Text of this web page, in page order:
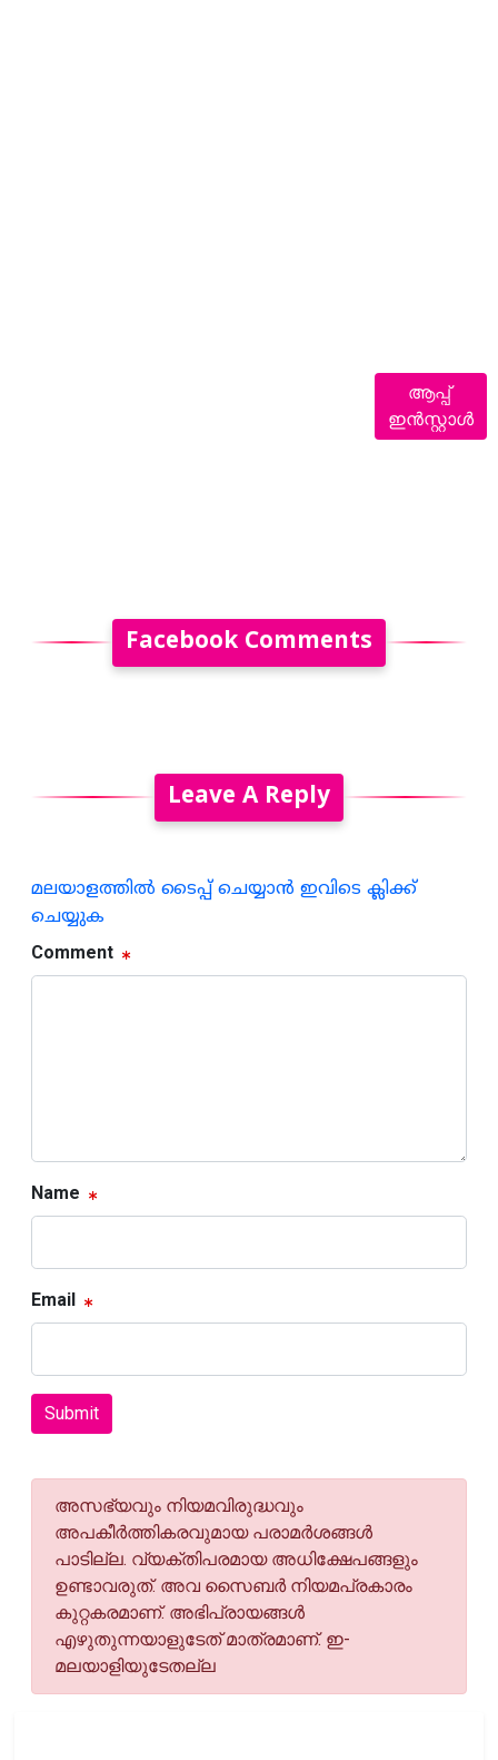
Facebook Comments
Leave A Reply
മലയാളത്തില്‍ ടൈപ്പ് ചെയ്യാന്‍ ഇവിടെ ക്ലിക്ക്
ചെയ്യുക
Comment
Name
Email
Submit
അസഭ്യവും നിയമവിരുദ്ധവും
അപകീര്‍ത്തികരവുമായ പരാമര്‍ശങ്ങള്‍
പാടില്ല. വ്യക്തിപരമായ അധിക്ഷേപങ്ങളും
ഉണ്ടാവരുത്. അവ സൈബര്‍ നിയമപ്രകാരം
കുറ്റകരമാണ്. അഭിപ്രായങ്ങള്‍
എഴുതുന്നയാളുടേത് മാത്രമാണ്. ഇ-
മലയാളിയുടേതല്ല
ആപ്പ്
ഇൻസ്റ്റാൾ